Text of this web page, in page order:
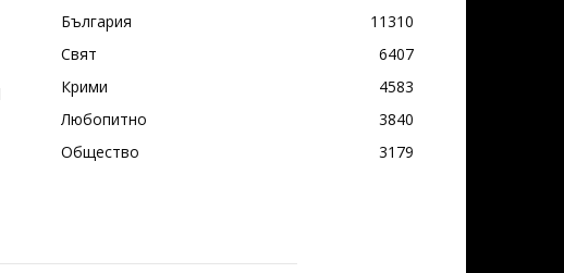
България
11310
Свят
6407
Крими
4583
Любопитно
3840
Общество
3179